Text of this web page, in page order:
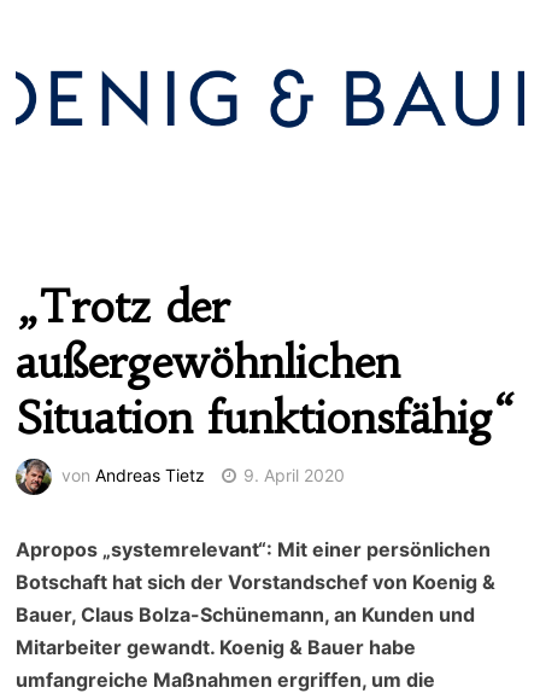
„Trotz der
außergewöhnlichen
Situation funktionsfähig“
von Andreas Tietz 9. April 2020
Apropos „systemrelevant“: Mit einer persönlichen
Botschaft hat sich der Vorstandschef von Koenig &
Bauer, Claus Bolza-Schünemann, an Kunden und
Mitarbeiter gewandt. Koenig & Bauer habe
umfangreiche Maßnahmen ergriffen, um die